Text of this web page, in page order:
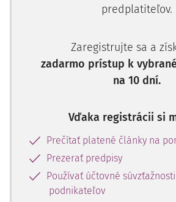
predplatiteľov.
Zaregistrujte sa a
zadarmo prístup k
na 10 dní.
Vďaka registrácii si
Prečítať platené články na
Prezerať predpisy
Používať účtovné
podnikateľov